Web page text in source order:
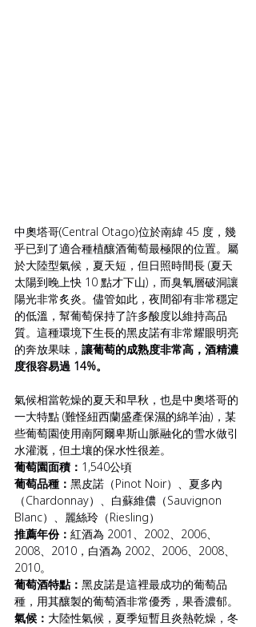
中奧塔哥(Central Otago)位於南緯 45 度，幾
乎已到了適合種植釀酒葡萄最極限的位置。屬
於大陸型氣候，夏天短，但日照時間長 (夏天
太陽到晚上快 10 點才下山)，而臭氧層破洞讓
陽光非常炙炎。儘管如此，夜間卻有非常穩定
的低溫，幫葡萄保持了許多酸度以維持高品
質。這種環境下生長的黑皮諾有非常耀眼明亮
的奔放果味， 讓葡萄的成熟度非常高，酒精濃
度很容易過 14%。
氣候相當乾燥的夏天和早秋，也是中奧塔哥的
一大特點 (難怪紐西蘭盛產保濕的綿羊油)，某
些葡萄園使用南阿爾卑斯山脈融化的雪水做引
水灌溉，但土壤的保水性很差。
葡萄園面積： 1,540公頃
葡萄品種： 黑皮諾（Pinot Noir）、夏多內
（Chardonnay）、白蘇維儂（Sauvignon
Blanc）、麗絲玲（Riesling）
推薦年份： 紅酒為 2001、2002、2006、
2008、2010，白酒為 2002、2006、2008、
2010。
葡萄酒特點： 黑皮諾是這裡最成功的葡萄品
種，用其釀製的葡萄酒非常優秀，果香濃郁。
氣候： 大陸性氣候，夏季短暫且炎熱乾燥，冬